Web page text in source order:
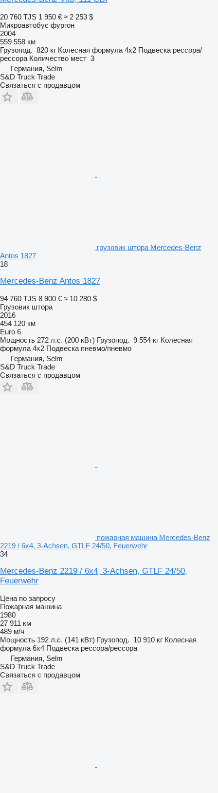
20 760 TJS 1 950 € ≈ 2 253 $
Микроавтобус фургон
2004
559 558 км
Грузопод. 820 кг Колесная формула 4x2 Подвеска рессора/
рессора Количество мест 3
Германия, Selm
S&D Truck Trade
Связаться с продавцом
грузовик штора Mercedes-Benz
Antos 1827
18
Mercedes-Benz Antos 1827
94 760 TJS 8 900 € ≈ 10 280 $
Грузовик штора
2016
454 120 км
Euro 6
Мощность 272 л.с. (200 кВт) Грузопод. 9 554 кг Колесная
формула 4x2 Подвеска пневмо/пневмо
Германия, Selm
S&D Truck Trade
Связаться с продавцом
пожарная машина Mercedes-Benz
2219 / 6x4, 3-Achsen, GTLF 24/50, Feuerwehr
34
Mercedes-Benz 2219 / 6x4, 3-Achsen, GTLF 24/50,
Feuerwehr
Цена по запросу
Пожарная машина
1980
27 911 км
489 м/ч
Мощность 192 л.с. (141 кВт) Грузопод. 10 910 кг Колесная
формула 6x4 Подвеска рессора/рессора
Германия, Selm
S&D Truck Trade
Связаться с продавцом